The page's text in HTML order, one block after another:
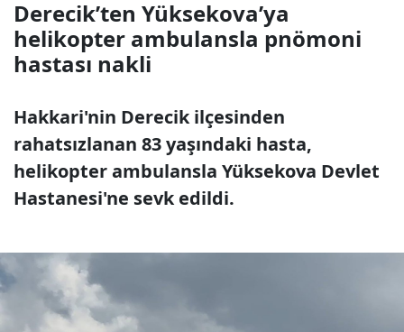
Derecik’ten Yüksekova’ya
helikopter ambulansla pnömoni
hastası nakli
Hakkari'nin Derecik ilçesinden
rahatsızlanan 83 yaşındaki hasta,
helikopter ambulansla Yüksekova Devlet
Hastanesi'ne sevk edildi.